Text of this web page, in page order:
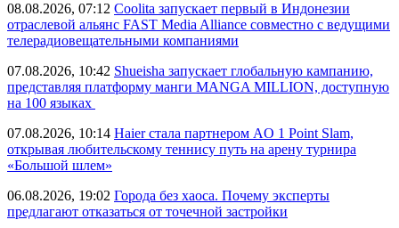
08.08.2026, 07:12 Coolita запускает первый в Индонезии
отраслевой альянс FAST Media Alliance совместно с ведущими
телерадиовещательными компаниями
07.08.2026, 10:42 Shueisha запускает глобальную кампанию,
представляя платформу манги MANGA MILLION, доступную
на 100 языках
07.08.2026, 10:14 Haier стала партнером AO 1 Point Slam,
открывая любительскому теннису путь на арену турнира
«Большой шлем»
06.08.2026, 19:02 Города без хаоса. Почему эксперты
предлагают отказаться от точечной застройки